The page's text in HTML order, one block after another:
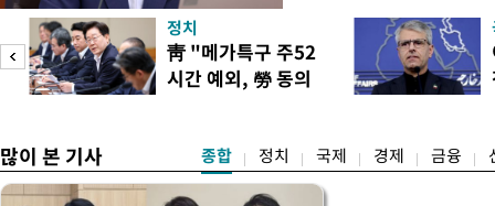
다"며 "국민 의견까지 수
토할 예정"이라고 밝혔다.
셜미디어(SNS) 엑스(X·옛
개편안은 지난 4일부터 오
정치
靑 "메가특구 주52
시간 예외, 勞 동의
많이 본 기사 종합 정치 국제 경제 금융